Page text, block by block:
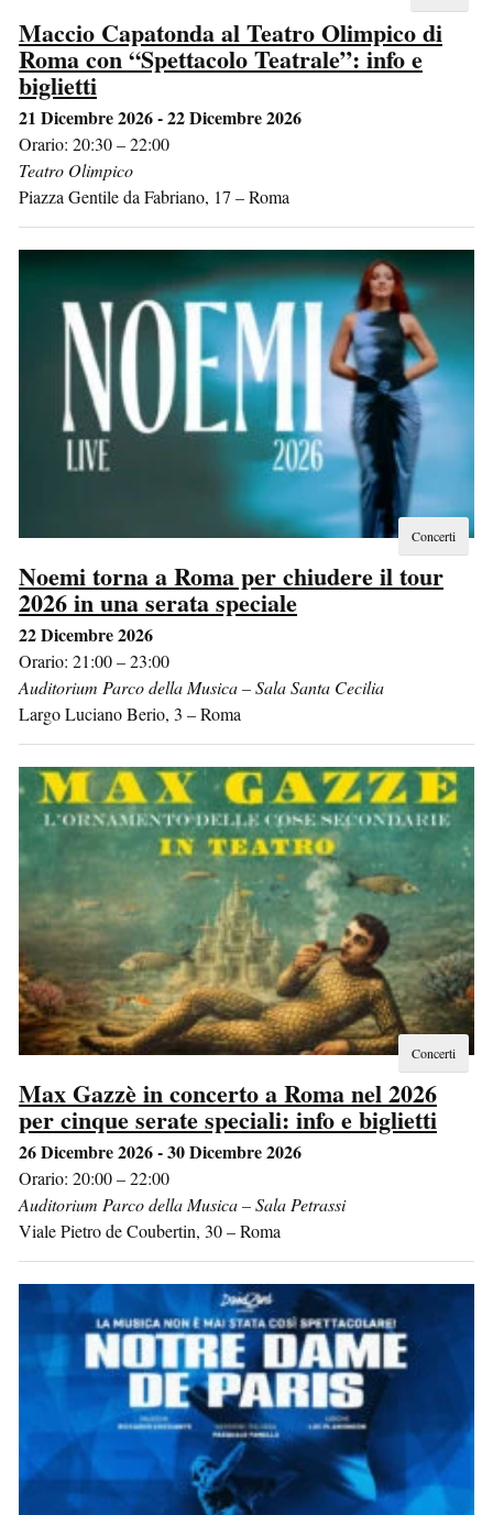
Maccio Capatonda al Teatro Olimpico di
Roma con “Spettacolo Teatrale”: info e
biglietti
21 Dicembre 2026 - 22 Dicembre 2026
Orario: 20:30 – 22:00
Teatro Olimpico
Piazza Gentile da Fabriano, 17 –Roma
Concerti
Noemi torna a Roma per chiudere il tour
2026 in una serata speciale
22 Dicembre 2026
Orario: 21:00 – 23:00
Auditorium Parco della Musica – Sala Santa Cecilia
Largo Luciano Berio, 3 –Roma
Concerti
Max Gazzè in concerto a Roma nel 2026
per cinque serate speciali: info e biglietti
26 Dicembre 2026 - 30 Dicembre 2026
Orario: 20:00 – 22:00
Auditorium Parco della Musica – Sala Petrassi
Viale Pietro de Coubertin, 30–Roma